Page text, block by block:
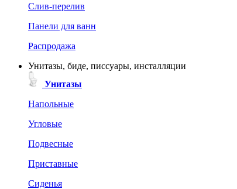
Слив-перелив
Панели для ванн
Распродажа
Унитазы, биде, писсуары, инсталляции
Унитазы
Напольные
Угловые
Подвесные
Приставные
Сиденья